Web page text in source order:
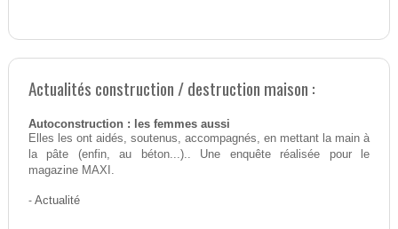
Actualités construction / destruction maison :
Autoconstruction : les femmes aussi
Elles les ont aidés, soutenus, accompagnés, en mettant la main à
la pâte (enfin, au béton...).. Une enquête réalisée pour le
magazine MAXI.
- Actualité